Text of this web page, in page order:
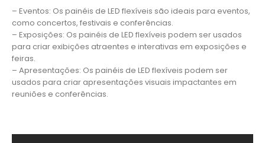
– Eventos: Os painéis de LED flexíveis são ideais para eventos,
como concertos, festivais e conferências.
– Exposições: Os painéis de LED flexíveis podem ser usados
para criar exibições atraentes e interativas em exposições e
feiras.
– Apresentações: Os painéis de LED flexíveis podem ser
usados para criar apresentações visuais impactantes em
reuniões e conferências.